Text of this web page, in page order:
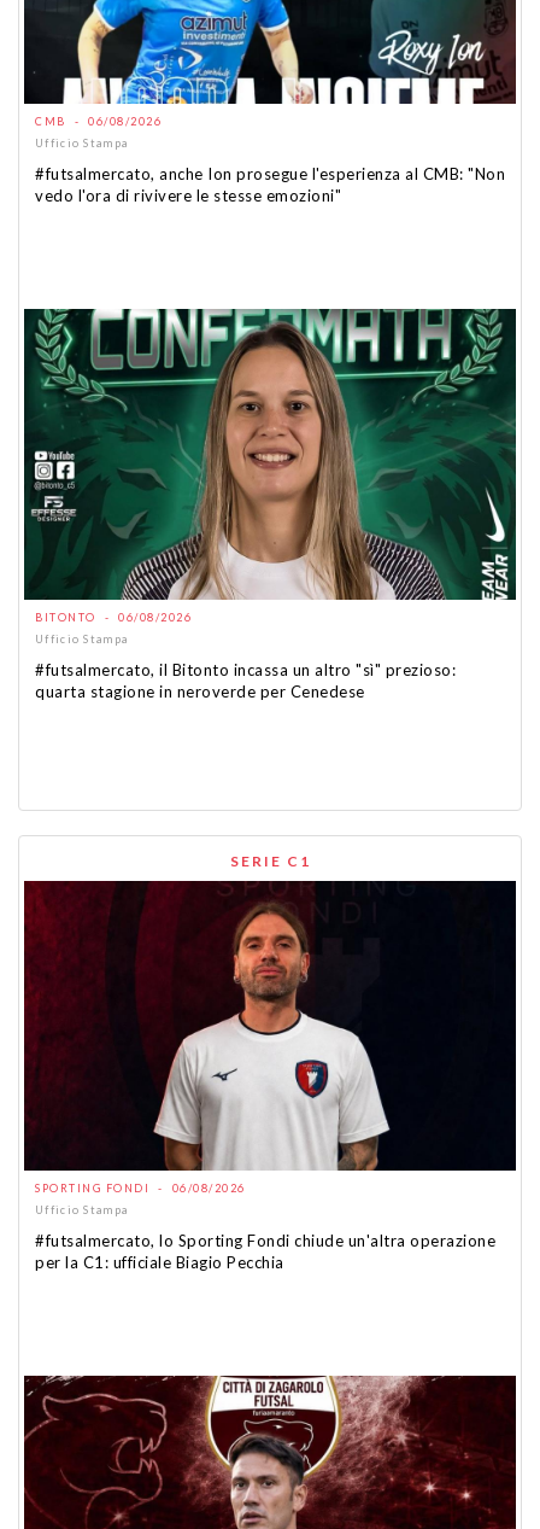
CMB - 06/08/2026
Ufficio Stampa
#futsalmercato, anche Ion prosegue l'esperienza al CMB: "Non
vedo l'ora di rivivere le stesse emozioni"
BITONTO - 06/08/2026
Ufficio Stampa
#futsalmercato, il Bitonto incassa un altro "sì" prezioso:
quarta stagione in neroverde per Cenedese
SERIE C1
SPORTING FONDI - 06/08/2026
Ufficio Stampa
#futsalmercato, lo Sporting Fondi chiude un'altra operazione
per la C1: ufficiale Biagio Pecchia